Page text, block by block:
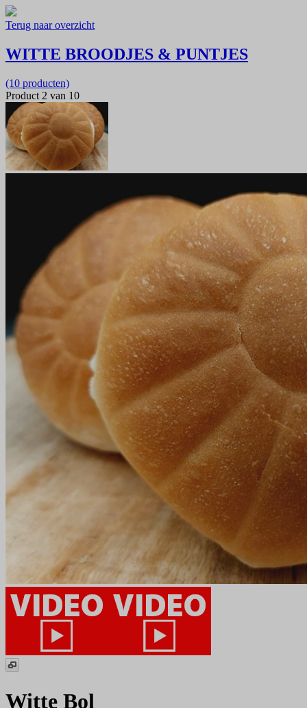
Terug naar overzicht
WITTE BROODJES & PUNTJES
(10 producten)
Product 2 van 10
Witte Bol